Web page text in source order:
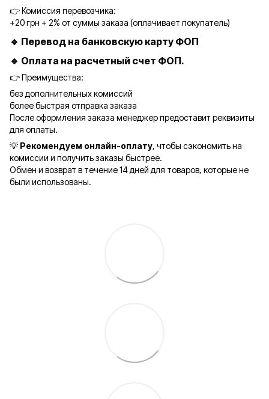
👉 Комиссия перевозчика:
+20 грн + 2% от суммы заказа (оплачивает покупатель)
🔹 Перевод на банковскую карту ФОП
🔹 Оплата на расчетный счет ФОП.
👉 Преимущества:
без дополнительных комиссий
более быстрая отправка заказа
После оформления заказа менеджер предоставит реквизиты
для оплаты.
💡 Рекомендуем онлайн-оплату, чтобы сэкономить на
комиссии и получить заказы быстрее.
Обмен и возврат в течение 14 дней для товаров, которые не
были использованы.